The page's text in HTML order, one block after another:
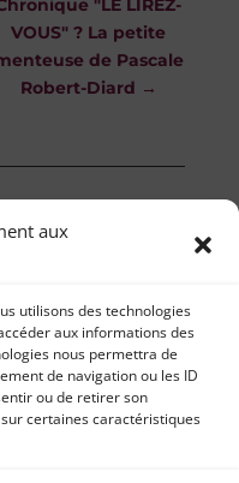
aux
utilisons des technologies
aux informations des
nous permettra de
de navigation ou les ID
ou de retirer son
certaines caractéristiques
"LE LIREZ-
VOUS" ? La petite
de Pascale
Robert-Diard →